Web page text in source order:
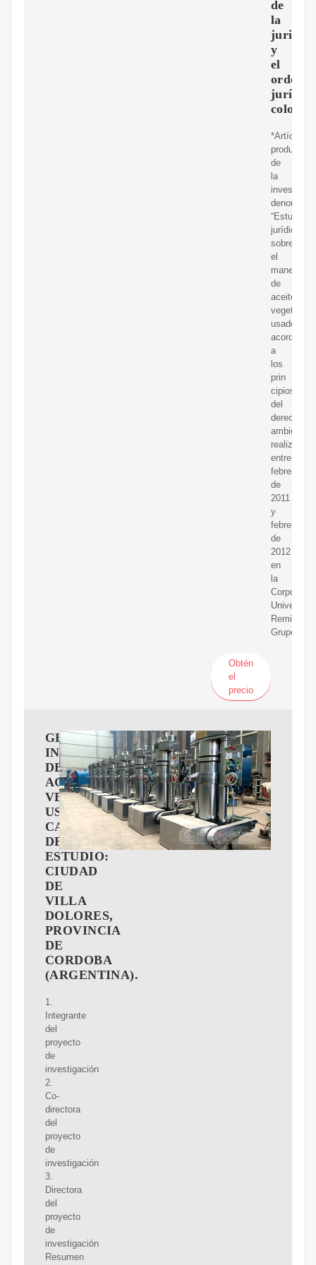
de
la
y
el
jurídico
*Artículo
producto
de
la
“Estudio
jurídico
sobre
el
manejo
de
aceites
vegetales
usados
acorde
a
los
prin
cipios
del
derecho
ambiental”
realizada
entre
febrero
de
2011
y
febrero
de
2012
en
la
Grupo
Obtén
el
precio
GESTIóN
INTEGRAL
DE
ACEITE
VEGETAL
USADO.
CASO
DE
ESTUDIO:
CIUDAD
DE
VILLA
DOLORES,
PROVINCIA
DE
CORDOBA
(ARGENTINA).
1.
Integrante
del
proyecto
de
investigación
2.
Co-
directora
del
proyecto
de
investigación
3.
Directora
del
proyecto
de
investigación
Resumen